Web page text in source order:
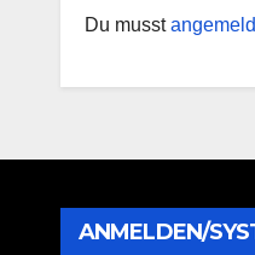
Du musst
ANMELDEN/